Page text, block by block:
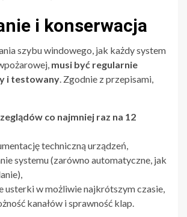
i konserwacja
szybu windowego, jak każdy system
musi być regularnie
i testowany. Zgodnie z przepisami,
co najmniej raz na 12
techniczną urządzeń,
systemu (zarówno automatyczne, jak
usterki w możliwie najkrótszym czasie,
kanałów i sprawność klap.